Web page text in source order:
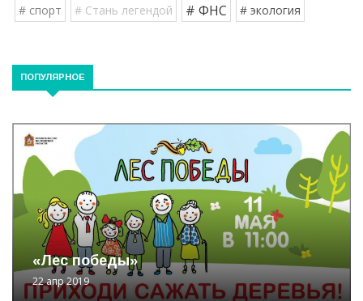
# спорт
# Стань легендой # ФНС # экология
ПОПУЛЯРНОЕ
«Лес победы»
22 апр 2019